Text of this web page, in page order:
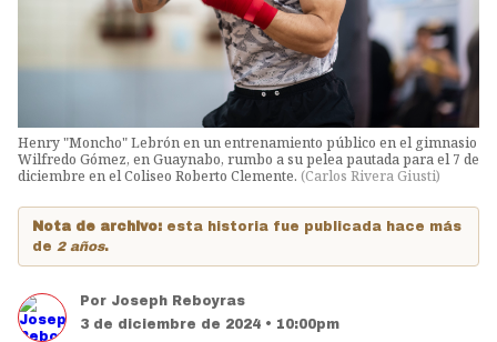
Henry "Moncho" Lebrón en un entrenamiento público en el gimnasio
Wilfredo Gómez, en Guaynabo, rumbo a su pelea pautada para el 7 de
diciembre en el Coliseo Roberto Clemente. (Carlos Rivera Giusti)
Nota de archivo: esta historia fue publicada hace más
de 2 años.
Por Joseph Reboyras
3 de diciembre de 2024 • 10:00pm